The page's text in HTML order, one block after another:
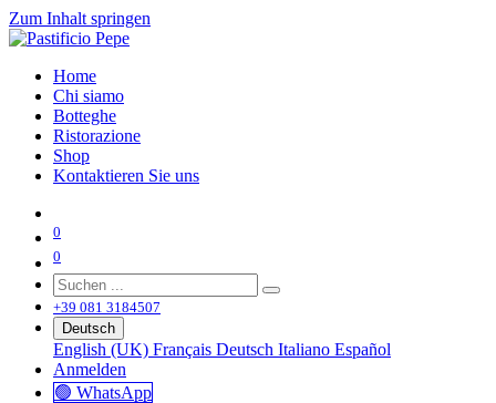
Zum Inhalt springen
Home
Chi siamo
Botteghe
Ristorazione
Shop
Kontaktieren Sie uns
0
0
+39 081 3184507
Deutsch
English (UK) Français Deutsch Italiano Español
Anmelden
🟢 WhatsApp